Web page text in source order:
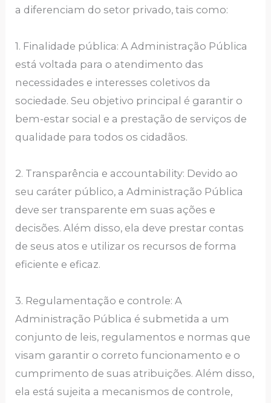
a diferenciam do setor privado, tais como:
1. Finalidade pública: A Administração Pública
está voltada para o atendimento das
necessidades e interesses coletivos da
sociedade. Seu objetivo principal é garantir o
bem-estar social e a prestação de serviços de
qualidade para todos os cidadãos.
2. Transparência e accountability: Devido ao
seu caráter público, a Administração Pública
deve ser transparente em suas ações e
decisões. Além disso, ela deve prestar contas
de seus atos e utilizar os recursos de forma
eficiente e eficaz.
3. Regulamentação e controle: A
Administração Pública é submetida a um
conjunto de leis, regulamentos e normas que
visam garantir o correto funcionamento e o
cumprimento de suas atribuições. Além disso,
ela está sujeita a mecanismos de controle,